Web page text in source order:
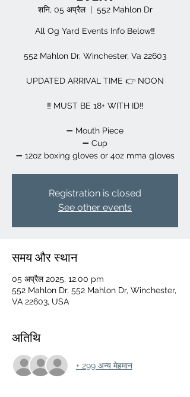
शनि, 05 अप्रैल
  |
552 Mahlon Dr
All Og Yard Events Info Below‼️
552 Mahlon Dr, Winchester, Va 22603
UPDATED ARRIVAL TIME 👉 NOON
‼️ MUST BE 18+ WITH ID‼️
➖️ Mouth Piece
➖️ Cup
➖️ 12oz boxing gloves or 4oz mma gloves
Registration is closed
See other events
समय और स्थान
05 अप्रैल 2025, 12:00 pm
552 Mahlon Dr, 552 Mahlon Dr, Winchester,
VA 22603, USA
अतिथि
+ 299 अन्य मेहमान